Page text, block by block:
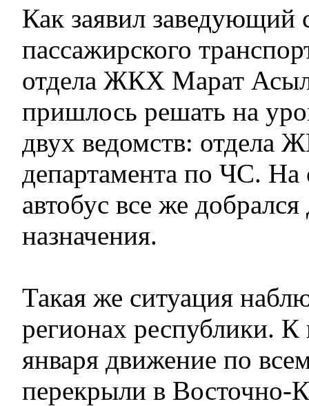
Как заявил заведующий
пассажирского
отдела ЖКХ Марат
пришлось решать на
двух ведомств: отдела
департамента по ЧС.
автобус все же
назначения.
Такая же ситуация
регионах республики.
января движение по
перекрыли в Восточно-